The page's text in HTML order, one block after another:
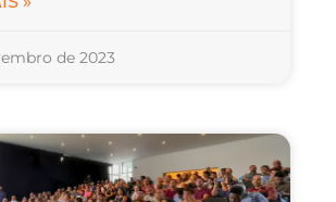
de 2023